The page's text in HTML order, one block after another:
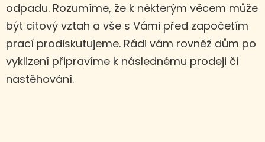
odpadu. Rozumíme, že k některým věcem může
být citový vztah a vše s Vámi před započetím
prací prodiskutujeme. Rádi vám rovněž dům po
vyklizení připravíme k následnému prodeji či
nastěhování.